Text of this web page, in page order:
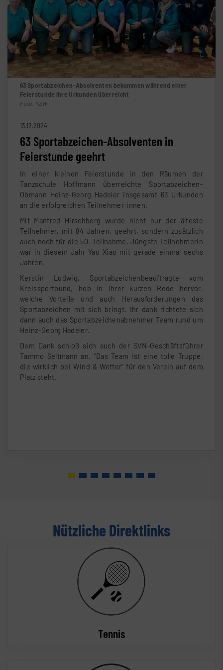
63 Sportabzeichen-Absolventen bekommen während einer
Feierstunde ihre Urkunden überreicht
Foto: KZW
13.12.2024
63 Sportabzeichen-Absolventen in
Feierstunde geehrt
In einer kleinen Feierstunde in den Räumen der
Tanzschule Hoffmann überreichte Sportabzeichen-
Obmann Heinz-Georg Hadeler insgesamt 63 Urkunden
an die erfolgreichen Teilnehmer:innen.
Mit Manfred Hirschberg wurde nicht nur der älteste
Teilnehmer, mit 84 Jahren, geehrt, sondern zusätzlich
auch noch für die 50. Teilnahme. Jüngste Teilnehmerin
war in diesem Jahr Yao Xiao mit gerade einmal sechs
Jahren.
Kerstin Ludwig, Sportabzeichenbeauftragte vom
Kreissportbund, hob in ihrer kurzen Rede hervor,
welche Vorteile und auch Herausforderungen das
Sportabzeichen mit sich bringt. Ihr dank richtete sich
dann auch das Sportabzeichenabnehmer Team rund um
Heinz-Georg Hadeler.
Dem Dank schloß sich auch der SVN-Geschäftsführer
Tammo Seltmann an. "Das Team ist eine tolle Truppe,
die wirklich bei Wind & Wetter" für den Verein auf dem
Platz steht.
Nützliche Direktlinks
Tennis